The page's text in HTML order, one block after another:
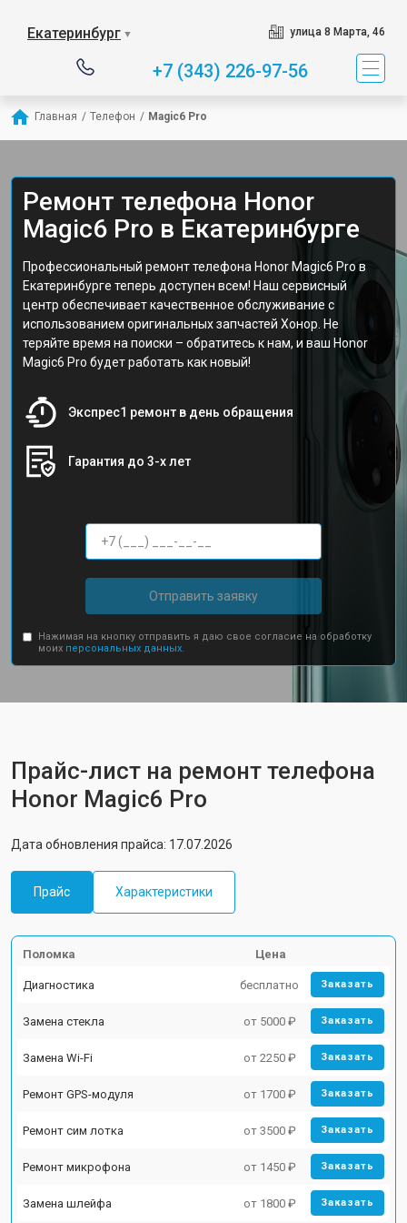
Екатеринбург ▼ улица 8 Марта, 46
+7 (343) 226-97-56
Главная / Телефон / Magic6 Pro
Ремонт телефона Honor
Magic6 Pro в Екатеринбурге
Профессиональный ремонт телефона Honor Magic6 Pro в
Екатеринбурге теперь доступен всем! Наш сервисный
центр обеспечивает качественное обслуживание с
использованием оригинальных запчастей Хонор. Не
теряйте время на поиски – обратитесь к нам, и ваш Honor
Magic6 Pro будет работать как новый!
Экспрес1 ремонт в день обращения
Гарантия до 3-х лет
Отправить заявку
Нажимая на кнопку отправить я даю свое согласие на обработку
моих персональных данных.
Прайс-лист на ремонт телефона
Honor Magic6 Pro
Дата обновления прайса: 17.07.2026
Прайс Характеристики
Поломка Цена
Диагностика бесплатно Заказать
Замена стекла от 5000 ₽ Заказать
Замена Wi-Fi от 2250 ₽ Заказать
Ремонт GPS-модуля от 1700 ₽ Заказать
Ремонт сим лотка от 3500 ₽ Заказать
Ремонт микрофона от 1450 ₽ Заказать
Замена шлейфа от 1800 ₽ Заказать